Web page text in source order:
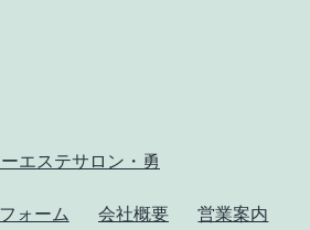
エステサロン・勇
ォーム 会社概要 営業案内